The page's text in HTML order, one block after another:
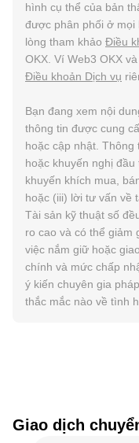
hình cụ thể của bản
được phân phối ở mọi
lòng tham khảo Điều
OKX. Ví Web3 OKX
Điều khoản Dịch vụ
Bạn đang xem nội
thông tin được cung
hoặc cập nhật.
hoặc khuyến nghị
khuyến khích mua,
hoặc (iii) lời tư vấn về
Tài sản kỹ thuật số
ro cao và có thể giảm
việc nắm giữ hoặc
chính và mức chấp
ý kiến chuyên gia
thắc mắc nào về tình
Giao dịch